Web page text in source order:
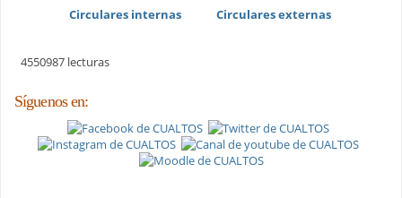
Circulares internas
Circulares externas
4550987 lecturas
Síguenos en: